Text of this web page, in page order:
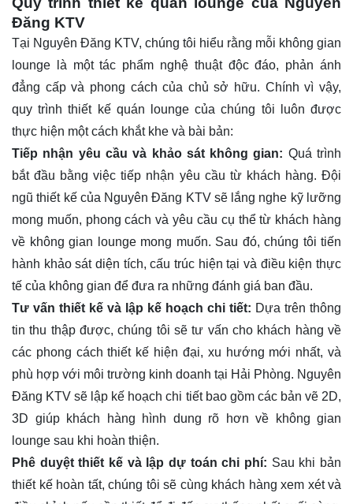
Đăng KTV
Tại Nguyên Đăng KTV, chúng tôi hiểu rằng mỗi không gian
lounge là một tác phẩm nghệ thuật độc đáo, phản ánh
đẳng cấp và phong cách của chủ sở hữu. Chính vì vậy,
quy trình thiết kế quán lounge của chúng tôi luôn được
thực hiện một cách khắt khe và bài bản:
Tiếp nhận yêu cầu và khảo sát không gian: Quá trình
bắt đầu bằng việc tiếp nhận yêu cầu từ khách hàng. Đội
ngũ thiết kế của Nguyên Đăng KTV sẽ lắng nghe kỹ lưỡng
mong muốn, phong cách và yêu cầu cụ thể từ khách hàng
về không gian lounge mong muốn. Sau đó, chúng tôi tiến
hành khảo sát diện tích, cấu trúc hiện tại và điều kiện thực
tế của không gian để đưa ra những đánh giá ban đầu.
Tư vấn thiết kế và lập kế hoạch chi tiết: Dựa trên thông
tin thu thập được, chúng tôi sẽ tư vấn cho khách hàng về
các phong cách thiết kế hiện đại, xu hướng mới nhất, và
phù hợp với môi trường kinh doanh tại Hải Phòng. Nguyên
Đăng KTV sẽ lập kế hoạch chi tiết bao gồm các bản vẽ 2D,
3D giúp khách hàng hình dung rõ hơn về không gian
lounge sau khi hoàn thiện.
Phê duyệt thiết kế và lập dự toán chi phí: Sau khi bản
thiết kế hoàn tất, chúng tôi sẽ cùng khách hàng xem xét và